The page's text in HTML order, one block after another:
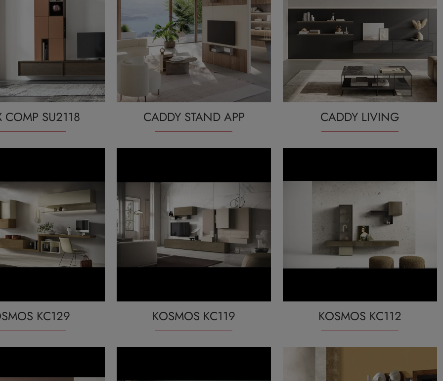
COMP SU2118 CADDY STAND APP CADDY LIVING
KC129 KOSMOS KC119 KOSMOS KC112